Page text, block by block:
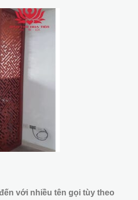
với nhiều tên gọi tùy theo